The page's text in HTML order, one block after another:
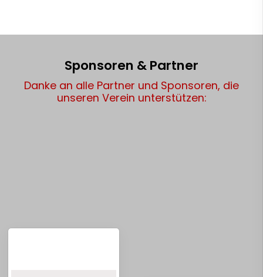
Sponsoren & Partner
Danke an alle Partner und Sponsoren, die
unseren Verein unterstützen: